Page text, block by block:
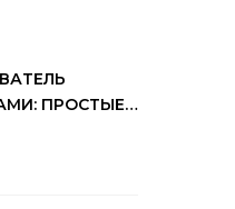
ПРОСТЫЕ